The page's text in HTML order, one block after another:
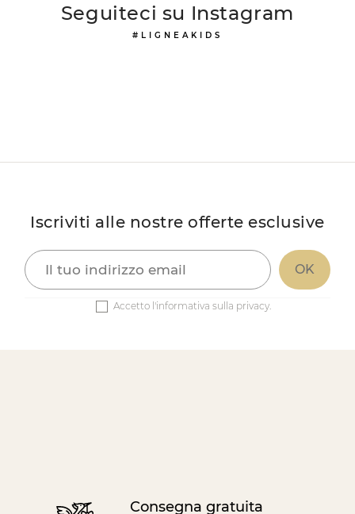
#LIGNEAKIDS
Seguiteci su Instagram
Iscriviti alle nostre offerte esclusive
Accetto l'informativa sulla privacy.
Consegna gratuita